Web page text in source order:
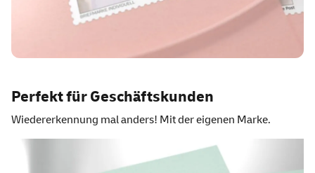
Perfekt für Geschäftskunden
Wiedererkennung mal anders! Mit der eigenen Marke.